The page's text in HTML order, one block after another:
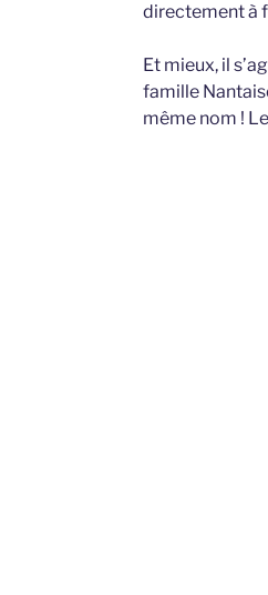
directement à
Et mieux, il
famille
même nom !